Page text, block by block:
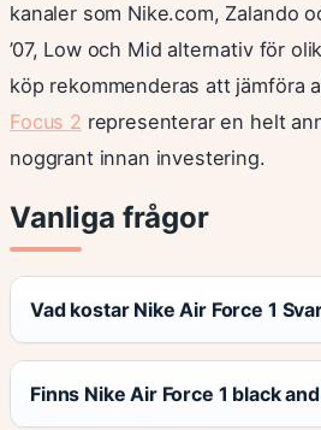
kanaler som Nike.com, Zalando
’07, Low och Mid alternativ för
köp rekommenderas att
Focus 2 representerar en helt
noggrant innan investering.
Vanliga frågor
Vad kostar Nike Air Force 1
Finns Nike Air Force 1 black